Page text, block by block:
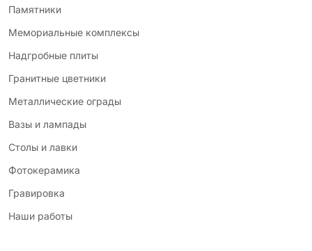
Памятники
Мемориальные комплексы
Надгробные плиты
Гранитные цветники
Металлические ограды
Вазы и лампады
Столы и лавки
Фотокерамика
Гравировка
Наши работы